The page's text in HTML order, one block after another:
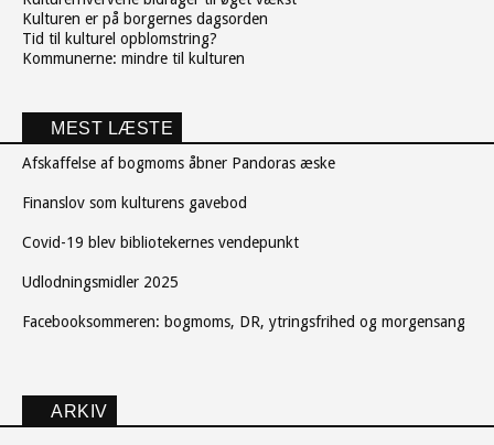
Kulturen er på borgernes dagsorden
Tid til kulturel opblomstring?
Kommunerne: mindre til kulturen
MEST LÆSTE
Afskaffelse af bogmoms åbner Pandoras æske
Finanslov som kulturens gavebod
Covid-19 blev bibliotekernes vendepunkt
Udlodningsmidler 2025
Facebooksommeren: bogmoms, DR, ytringsfrihed og morgensang
ARKIV